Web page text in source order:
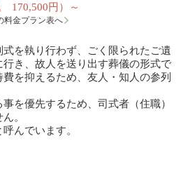
170,500円）～
料金プラン表へ
を執り行わず、ごく限られたご遺
き、故人を送り出す葬儀の形式で
を抑えるため、友人・知人の参列
を優先するため、司式者（住職）
。
んでいます。